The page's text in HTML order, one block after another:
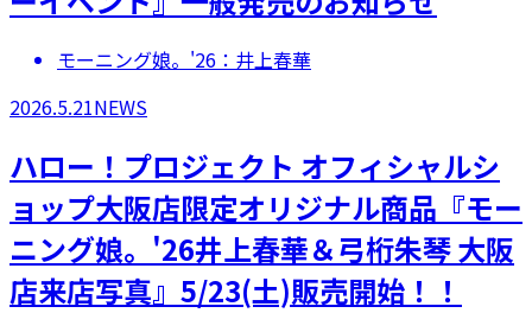
モーニング娘。'26：井上春華
2026.5.21NEWS
ハロー！プロジェクト オフィシャルシ
ョップ大阪店限定オリジナル商品『モー
ニング娘。'26井上春華＆弓桁朱琴 大阪
店来店写真』5/23(土)販売開始！！